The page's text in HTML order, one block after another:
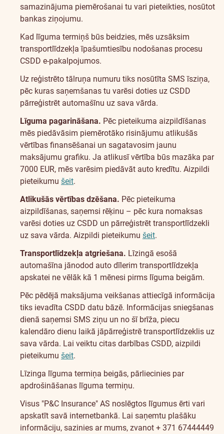
samazinājuma piemērošanai tu vari pieteikties, nosūtot
bankas ziņojumu.
Kad līguma termiņš būs beidzies, mēs uzsāksim
transportlīdzekļa īpašumtiesību nodošanas procesu
CSDD e-pakalpojumos.
Uz reģistrēto tālruņa numuru tiks nosūtīta SMS īsziņa,
pēc kuras saņemšanas tu varēsi doties uz CSDD
pārreģistrēt automašīnu uz sava vārda.
Līguma pagarināšana. Pēc pieteikuma aizpildīšanas
mēs piedāvāsim piemērotāko risinājumu atlikušās
vērtības finansēšanai un sagatavosim jaunu
maksājumu grafiku. Ja atlikusī vērtība būs mazāka par
7000 EUR, mēs varēsim piedāvāt auto kredītu. Aizpildi
pieteikumu šeit.
Atlikušās vērtības dzēšana. Pēc pieteikuma
aizpildīšanas, saņemsi rēķinu – pēc kura nomaksas
varēsi doties uz CSDD un pārreģistrēt transportlīdzekli
uz sava vārda. Aizpildi pieteikumu šeit.
Transportlīdzekļa atgriešana. Līzingā esošā
automašīna jānodod auto dīlerim transportlīdzekļa
apskatei ne vēlāk kā 1 mēnesi pirms līguma beigām.
Pēc pēdējā maksājuma veikšanas attiecīgā informācija
tiks ievadīta CSDD datu bāzē. Informācijas sniegšanas
dienā saņemsi SMS ziņu un no šī brīža, piecu
kalendāro dienu laikā jāpārreģistrē transportlīdzeklis uz
sava vārda. Lai veiktu citas darbības CSDD, aizpildi
pieteikumu šeit.
Līzinga līguma termiņa beigās, pārliecinies par
apdrošināšanas līguma termiņu.
Visus "P&C Insurance" AS noslēgtos līgumus ērti vari
apskatīt savā internetbankā. Lai saņemtu plašāku
informāciju, sazinies ar mums, zvanot + 371 67444449